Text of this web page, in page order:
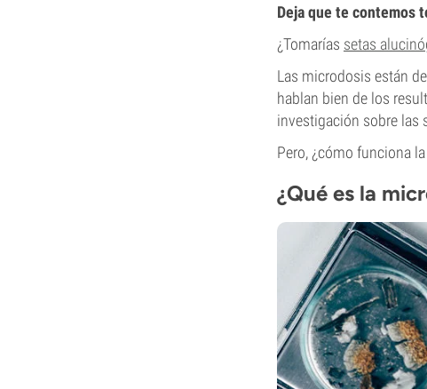
Deja que te contemos
¿Tomarías setas
Las microdosis están
hablan bien de los
investigación sobre las
Pero, ¿cómo funciona
¿Qué es la